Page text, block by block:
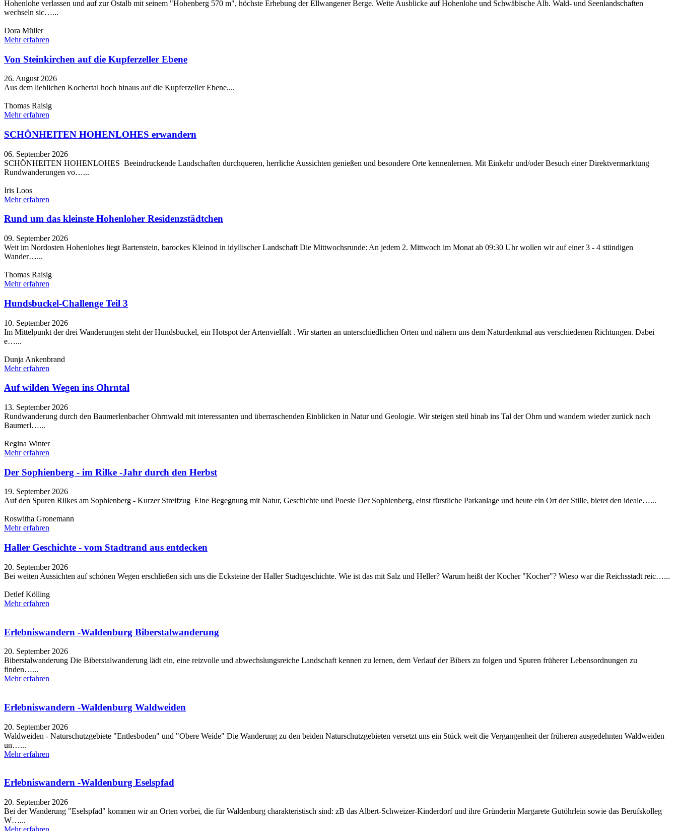
Hohenlohe verlassen und auf zur Ostalb mit seinem "Hohenberg 570 m", höchste Erhebung der Ellwangener Berge. Weite Ausblicke auf Hohenlohe und Schwäbische Alb. Wald- und Seenlandschaften
wechseln sic…...
Dora Müller
Mehr erfahren
Von Steinkirchen auf die Kupferzeller Ebene
26. August 2026
Aus dem lieblichen Kochertal hoch hinaus auf die Kupferzeller Ebene....
Thomas Raisig
Mehr erfahren
SCHÖNHEITEN HOHENLOHES erwandern
06. September 2026
SCHÖNHEITEN HOHENLOHES Beeindruckende Landschaften durchqueren, herrliche Aussichten genießen und besondere Orte kennenlernen. Mit Einkehr und/oder Besuch einer Direktvermarktung
Rundwanderungen vo…...
Iris Loos
Mehr erfahren
Rund um das kleinste Hohenloher Residenzstädtchen
09. September 2026
Weit im Nordosten Hohenlohes liegt Bartenstein, barockes Kleinod in idyllischer Landschaft Die Mittwochsrunde: An jedem 2. Mittwoch im Monat ab 09:30 Uhr wollen wir auf einer 3 - 4 stündigen
Wander…...
Thomas Raisig
Mehr erfahren
Hundsbuckel-Challenge Teil 3
10. September 2026
Im Mittelpunkt der drei Wanderungen steht der Hundsbuckel, ein Hotspot der Artenvielfalt . Wir starten an unterschiedlichen Orten und nähern uns dem Naturdenkmal aus verschiedenen Richtungen. Dabei
e…...
Dunja Ankenbrand
Mehr erfahren
Auf wilden Wegen ins Ohrntal
13. September 2026
Rundwanderung durch den Baumerlenbacher Ohrnwald mit interessanten und überraschenden Einblicken in Natur und Geologie. Wir steigen steil hinab ins Tal der Ohrn und wandern wieder zurück nach
Baumerl…...
Regina Winter
Mehr erfahren
Der Sophienberg - im Rilke -Jahr durch den Herbst
19. September 2026
Auf den Spuren Rilkes am Sophienberg - Kurzer Streifzug Eine Begegnung mit Natur, Geschichte und Poesie Der Sophienberg, einst fürstliche Parkanlage und heute ein Ort der Stille, bietet den ideale…...
Roswitha Gronemann
Mehr erfahren
Haller Geschichte - vom Stadtrand aus entdecken
20. September 2026
Bei weiten Aussichten auf schönen Wegen erschließen sich uns die Ecksteine der Haller Stadtgeschichte. Wie ist das mit Salz und Heller? Warum heißt der Kocher "Kocher"? Wieso war die Reichsstadt reic…...
Detlef Kölling
Mehr erfahren
Erlebniswandern -Waldenburg Biberstalwanderung
20. September 2026
Biberstalwanderung Die Biberstalwanderung lädt ein, eine reizvolle und abwechslungsreiche Landschaft kennen zu lernen, dem Verlauf der Bibers zu folgen und Spuren früherer Lebensordnungen zu
finden…...
Mehr erfahren
Erlebniswandern -Waldenburg Waldweiden
20. September 2026
Waldweiden - Naturschutzgebiete "Entlesboden" und "Obere Weide" Die Wanderung zu den beiden Naturschutzgebieten versetzt uns ein Stück weit die Vergangenheit der früheren ausgedehnten Waldweiden
un…...
Mehr erfahren
Erlebniswandern -Waldenburg Eselspfad
20. September 2026
Bei der Wanderung "Eselspfad" kommen wir an Orten vorbei, die für Waldenburg charakteristisch sind: zB das Albert-Schweizer-Kinderdorf und ihre Gründerin Margarete Gutöhrlein sowie das Berufskolleg
W…...